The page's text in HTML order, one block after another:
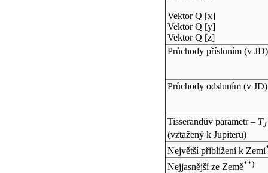
Vektor Q [x]
Vektor Q [y]
Vektor Q [z]
Průchody přísluním (v JD)
Průchody odsluním (v JD)
Tisserandův parametr – TJ
(vztažený k Jupiteru)
Největší přiblížení k Zemi
Nejjasnější ze Země**)